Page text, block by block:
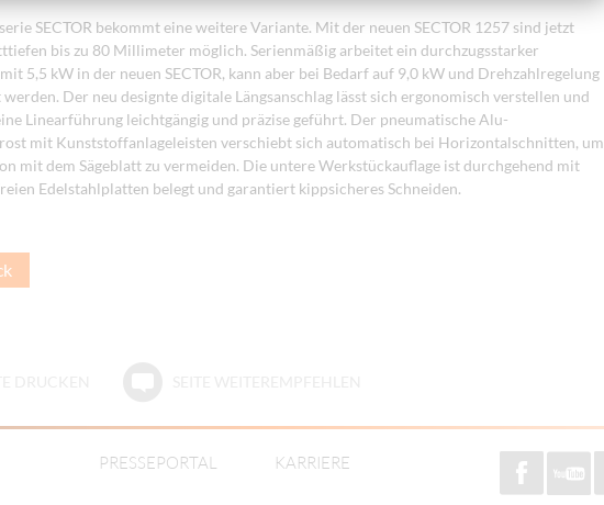
SECTOR bekommt eine weitere Variante. Mit der neuen SECTOR 1257 sind jetzt
bis zu 80 Millimeter möglich. Serienmäßig arbeitet ein durchzugsstarker
5,5 kW in der neuen SECTOR, kann aber bei Bedarf auf 9,0 kW und Drehzahlregelung
Der neu designte digitale Längsanschlag lässt sich ergonomisch verstellen und
Linearführung leichtgängig und präzise geführt. Der pneumatische Alu-
mit Kunststoffanlageleisten verschiebt sich automatisch bei Horizontalschnitten, um
mit dem Sägeblatt zu vermeiden. Die untere Werkstückauflage ist durchgehend mit
Edelstahlplatten belegt und garantiert kippsicheres Schneiden.
PRESSEPORTAL KARRIERE